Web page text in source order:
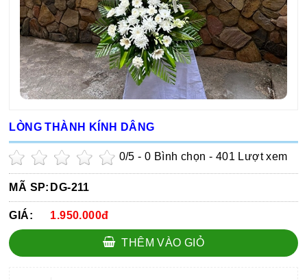
LÒNG THÀNH KÍNH DÂNG
0/5 -0 Bình chọn - 401 Lượt xem
MÃ SP: DG-211
GIÁ: 1.950.000đ
THÊM VÀO GIỎ